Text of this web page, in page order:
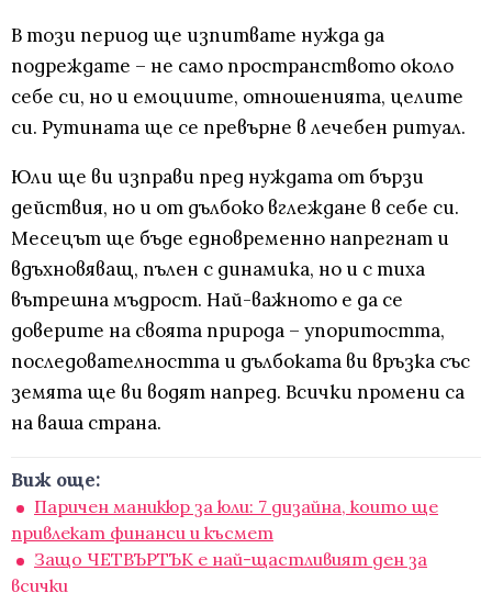
В този период ще изпитвате нужда да
подреждате – не само пространството около
себе си, но и емоциите, отношенията, целите
си. Рутината ще се превърне в лечебен ритуал.
Юли ще ви изправи пред нуждата от бързи
действия, но и от дълбоко вглеждане в себе си.
Месецът ще бъде едновременно напрегнат и
вдъхновяващ, пълен с динамика, но и с тиха
вътрешна мъдрост. Най-важното е да се
доверите на своята природа – упоритостта,
последователността и дълбоката ви връзка със
земята ще ви водят напред. Всички промени са
на ваша страна.
Виж още:
Паричен маникюр за юли: 7 дизайна, които ще
привлекат финанси и късмет
Защо ЧЕТВЪРТЪК е най-щастливият ден за
всички